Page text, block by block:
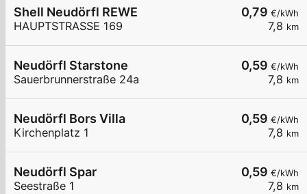
0,79 €/kWh
7,8 km
Shell Neudörfl REWE
HAUPTSTRASSE 169
0,59 €/kWh
7,8 km
Neudörfl Starstone
Sauerbrunnerstraße 24a
0,59 €/kWh
7,8 km
Neudörfl Bors Villa
Kirchenplatz 1
0,59 €/kWh
7,8 km
Neudörfl Spar
Seestraße 1